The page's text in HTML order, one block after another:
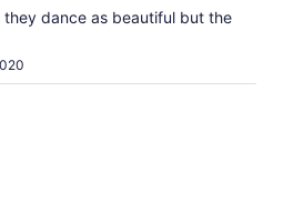
dance as beautiful but the